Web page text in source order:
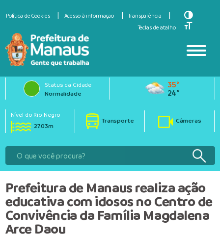
Política de Cookies Acesso à informação
Transparência
Teclas de atalho
Toggle
Toggle
Status da Cidade
Normalidade
35°
24°
Nível do Rio Negro
27.03m
Transporte Câmeras
Prefeitura de Manaus realiza ação
educativa com idosos no Centro de
Convivência da Família Magdalena
Arce Daou